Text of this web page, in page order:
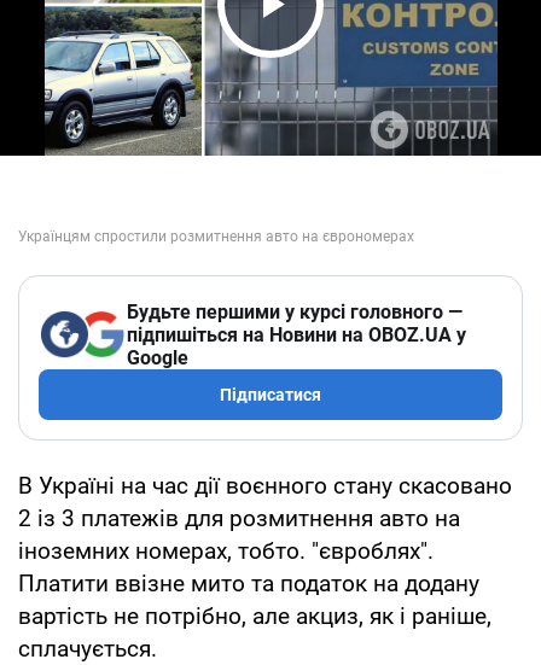
Play Video
Будьте першими у курсі головного —
підпишіться на Новини на OBOZ.UA у
Google
Підписатися
В Україні на час дії воєнного стану скасовано
2 із 3 платежів для розмитнення авто на
іноземних номерах, тобто. "євроблях".
Платити ввізне мито та податок на додану
вартість не потрібно, але акциз, як і раніше,
сплачується.